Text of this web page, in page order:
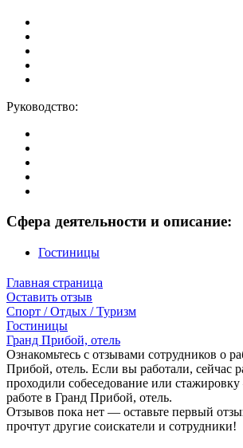
Руководство:
Сфера деятельности и описание:
Гостиницы
Главная страница
Оставить отзыв
Спорт / Отдых / Туризм
Гостиницы
Гранд Прибой, отель
Ознакомьтесь с отзывами сотрудников о
Прибой, отель. Если вы работали, сейчас
проходили собеседование или
работе в Гранд Прибой, отель.
Отзывов пока нет — оставьте первый
прочтут другие соискатели и сотрудники!